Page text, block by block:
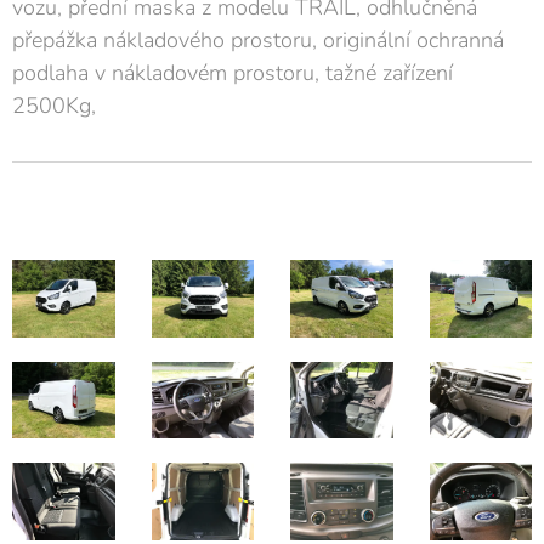
vozu, přední maska z modelu TRAIL, odhlučněná
přepážka nákladového prostoru, originální ochranná
podlaha v nákladovém prostoru, tažné zařízení
2500Kg,